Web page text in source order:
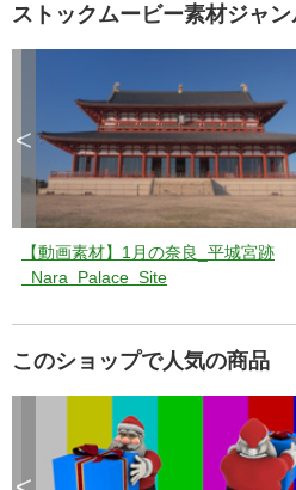
ストックムービー素材ジャ
【動画素材】1月の奈良_平城宮跡
_Nara_Palace_Site
<
このショップで人気の商品